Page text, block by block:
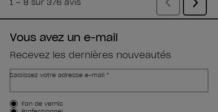
Vous avez un e-mail
Recevez les dernières nouveautés
Saisissez votre adresse e-mail *
Type de client
Fan de vernis